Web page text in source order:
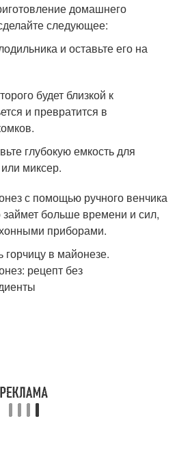
домашнего
следующее:
и оставьте его на
будет близкой к
и превратится в
глубокую емкость для
миксер.
с помощью ручного венчика
больше времени и сил,
приборами.